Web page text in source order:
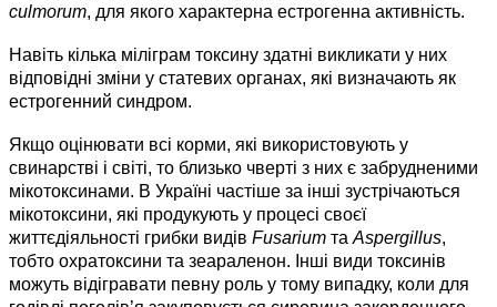
culmorum, для якого характерна естрогенна активність.
Навіть кілька міліграм токсину здатні викликати у них
відповідні зміни у статевих органах, які визначають як
естрогенний синдром.
Якщо оцінювати всі корми, які використовують у
свинарстві і світі, то близько чверті з них є забрудненими
мікотоксинами. В Україні частіше за інші зустрічаються
мікотоксини, які продукують у процесі своєї
життєдіяльності грибки видів Fusarium та Aspergillus,
тобто охратоксини та зеараленон. Інші види токсинів
можуть відігравати певну роль у тому випадку, коли для